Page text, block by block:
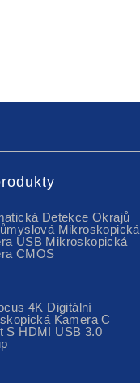
Detekce Okrajů
Mikroskopická
USB Mikroskopická
CMOS
4K Digitální
Kamera C
S HDMI USB 3.0